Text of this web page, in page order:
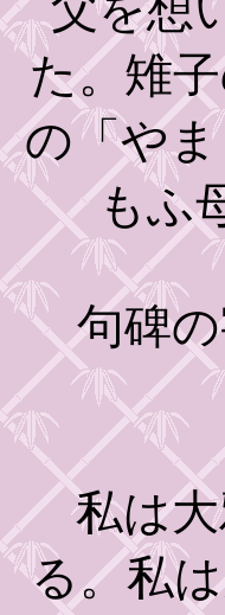
た。雉
の「や
もふ
句碑の
私は大
る。私